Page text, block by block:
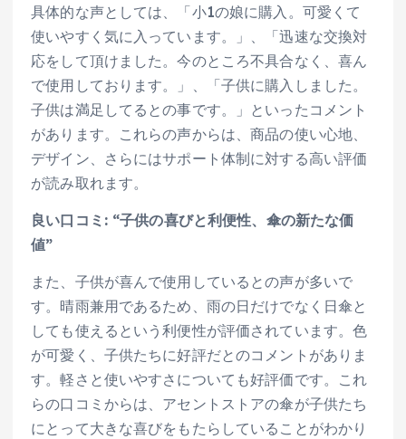
具体的な声としては、「小1の娘に購入。可愛くて
使いやすく気に入っています。」、「迅速な交換対
応をして頂けました。今のところ不具合なく、喜ん
で使用しております。」、「子供に購入しました。
子供は満足してるとの事です。」といったコメント
があります。これらの声からは、商品の使い心地、
デザイン、さらにはサポート体制に対する高い評価
が読み取れます。
良い口コミ: “子供の喜びと利便性、傘の新たな価
値”
また、子供が喜んで使用しているとの声が多いで
す。晴雨兼用であるため、雨の日だけでなく日傘と
しても使えるという利便性が評価されています。色
が可愛く、子供たちに好評だとのコメントがありま
す。軽さと使いやすさについても好評価です。これ
らの口コミからは、アセントストアの傘が子供たち
にとって大きな喜びをもたらしていることがわかり